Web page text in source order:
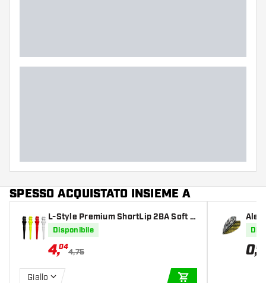
SPESSO ACQUISTATO INSIEME A
L-Style Premium ShortLip 2BA Soft T
ips
Disponibile
4,04
4,75
Giallo
0,95